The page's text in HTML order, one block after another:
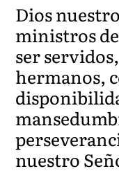
Dios
ministros
ser
hermanos,
nuestro